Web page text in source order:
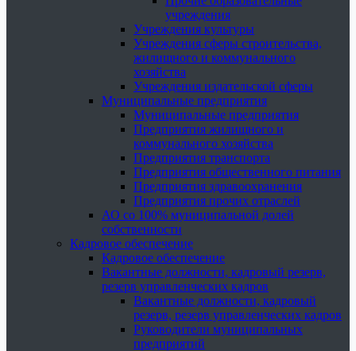
учреждения
Учреждения культуры
Учреждения сферы строительства,
жилищного и коммунального
хозяйства
Учреждения издательской сферы
Муниципальные предприятия
Муниципальные предприятия
Предприятия жилищного и
коммунального хозяйства
Предприятия транспорта
Предприятия общественного питания
Предприятия здравоохранения
Предприятия прочих отраслей
АО со 100% муниципальной долей
собственности
Кадровое обеспечение
Кадровое обеспечение
Вакантные должности, кадровый резерв,
резерв управленческих кадров
Вакантные должности, кадровый
резерв, резерв управленческих кадров
Руководители муниципальных
предприятий